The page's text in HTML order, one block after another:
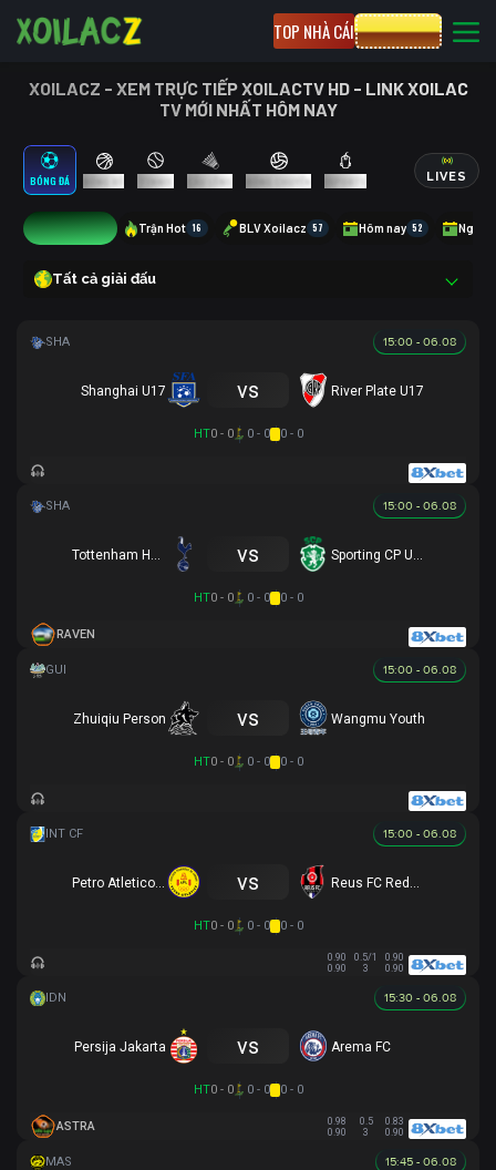
TOP NHÀ CÁI CƯỢC 8XBET
XOILACZ - XEM TRỰC TIẾP XOILACTV HD - LINK XOILAC
TV MỚI NHẤT HÔM NAY
BÓNG ĐÁ BÓNG RỔ TENNIS CẦU LÔNG BÓNG CHUYỀN LIVES
0 Trận Hot 16 BLV Xoilacz 57 Hôm nay 52 Ngày
Tất cả giải đấu
15:00 - 06.08
Shanghai U17 vs River Plate U17
HT0 - 0 0 - 0 0 - 0
15:00 - 06.08
vs
HT0 - 0 0 - 0 0 - 0
RAVEN
15:00 - 06.08
Zhuiqiu Person vs Wangmu Youth
HT0 - 0 0 - 0 0 - 0
15:00 - 06.08
Petro Atletico de Luanda vs
HT0 - 0 0 - 0 0 - 0
0.90 0.5/1
0.90
0.90
3 0.90
15:30 - 06.08
Persija Jakarta vs Arema FC
HT0 - 0 0 - 0 0 - 0
ASTRA 0.98 0.5
0.83
0.90
3 0.90
15:45 - 06.08